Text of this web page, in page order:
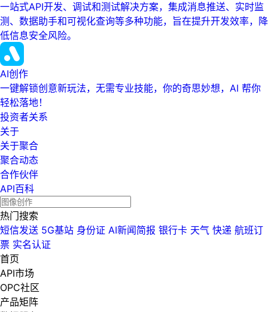
一站式API开发、调试和测试解决方案，集成消息推送、实时监
测、数据助手和可视化查询等多种功能，旨在提升开发效率，降
低信息安全风险。
AI创作
一键解锁创意新玩法，无需专业技能，你的奇思妙想，AI 帮你
轻松落地！
投资者关系
关于
关于聚合
聚合动态
合作伙伴
API百科
热门搜索
短信发送 5G基站 身份证 AI新闻简报 银行卡 天气 快递 航班订
票 实名认证
首页
API市场
OPC社区
产品矩阵